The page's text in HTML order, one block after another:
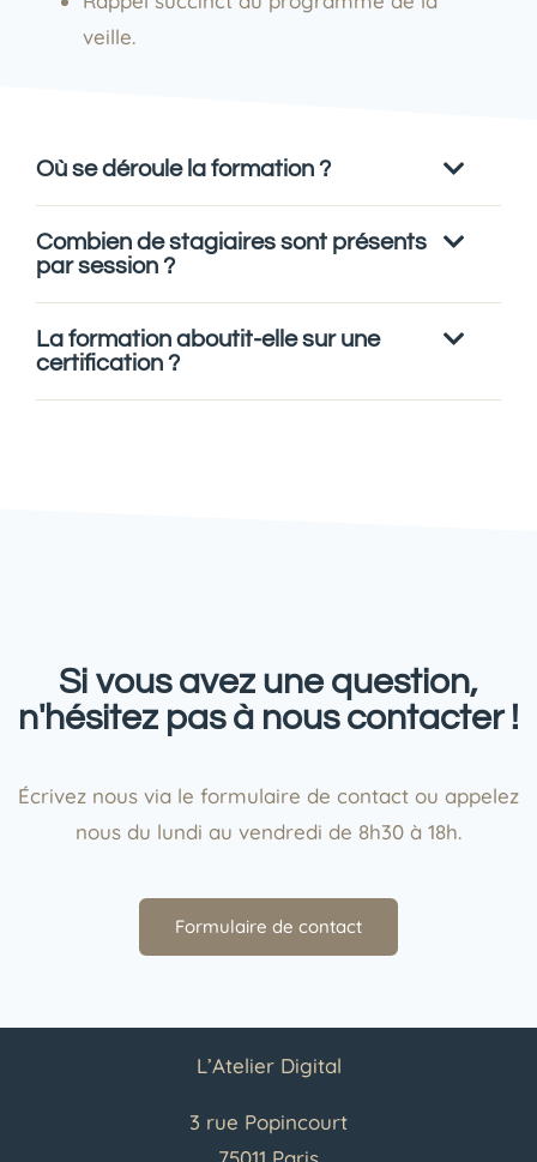
veille.
Où se déroule la formation ?
Combien de stagiaires sont présents
par session ?
La formation aboutit-elle sur une
certification ?
Si vous avez une question,
n'hésitez pas à nous contacter !
Écrivez nous via le formulaire de contact ou appelez
nous du lundi au vendredi de 8h30 à 18h.
Formulaire de contact
L’Atelier Digital
3 rue Popincourt